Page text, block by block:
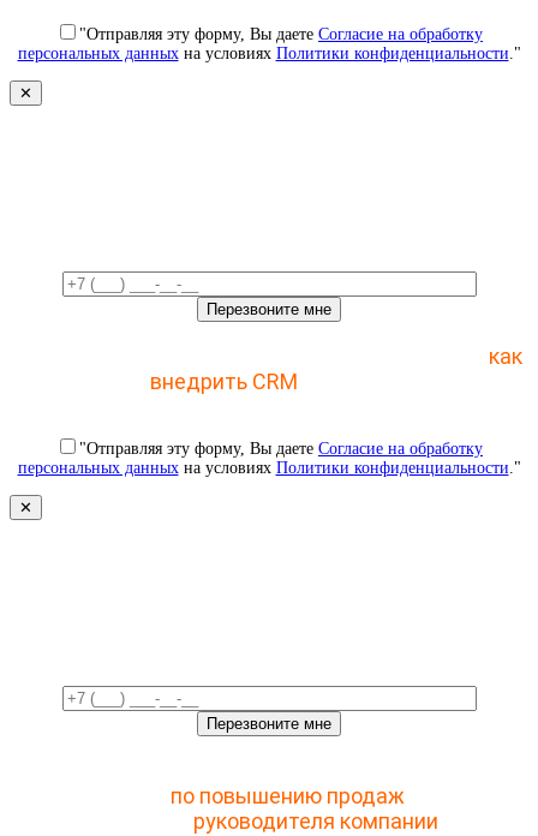
"Отправляя эту форму, Вы даете Согласие на обработку
персональных данныхна условиях Политики конфиденциальности."
✕
как
внедрить CRM
"Отправляя эту форму, Вы даете Согласие на обработку
персональных данныхна условиях Политики конфиденциальности."
✕
по повышению продаж
руководителя компании